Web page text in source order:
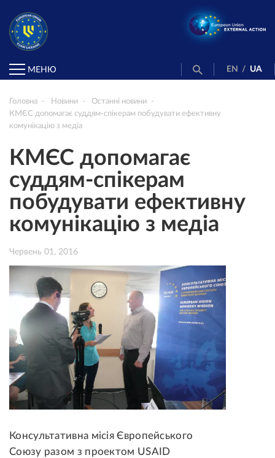
МЕНЮ EN / UA
Головна Новини
Останні новини
КМЄС допомагає суддям-спікерам побудувати ефективну
комунікацію з медіа
КМЄС допомагає
суддям-спікерам
побудувати ефективну
комунікацію з медіа
Червень 01, 2016
Консультативна місія Європейського
Союзу разом з проектом USAID